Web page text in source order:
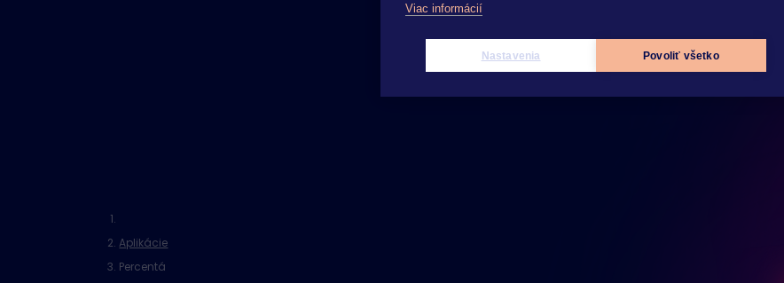
Aplikácie
Percentá
Viac informácií
Nastavenia Povoliť všetko